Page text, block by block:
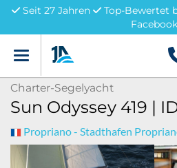
Seit 27 Jahren
Top-Bewertet
Facebook
Menü
Charter-Segelyacht
Sun Odyssey 419 |
Propriano - Stadthafen